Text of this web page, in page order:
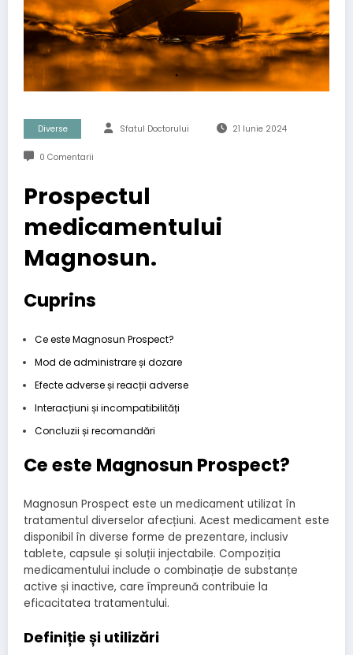
Diverse Sfatul Doctorului 21 Iunie 2024
0 Comentarii
Prospectul
medicamentului
Magnosun.
Cuprins
Ce este Magnosun Prospect?
Mod de administrare și dozare
Efecte adverse și reacții adverse
Interacțiuni și incompatibilități
Concluzii și recomandări
Ce este Magnosun Prospect?
Magnosun Prospect este un medicament utilizat în
tratamentul diverselor afecțiuni. Acest medicament este
disponibil în diverse forme de prezentare, inclusiv
tablete, capsule și soluții injectabile. Compoziția
medicamentului include o combinație de substanțe
active și inactive, care împreună contribuie la
eficacitatea tratamentului.
Definiție și utilizări